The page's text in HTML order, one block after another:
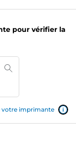
pour vérifier la
votre imprimante